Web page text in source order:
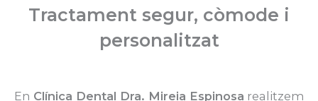
Tractament segur, còmode i
personalitzat
En Clínica Dental Dra. Mireia Espinosa realitzem